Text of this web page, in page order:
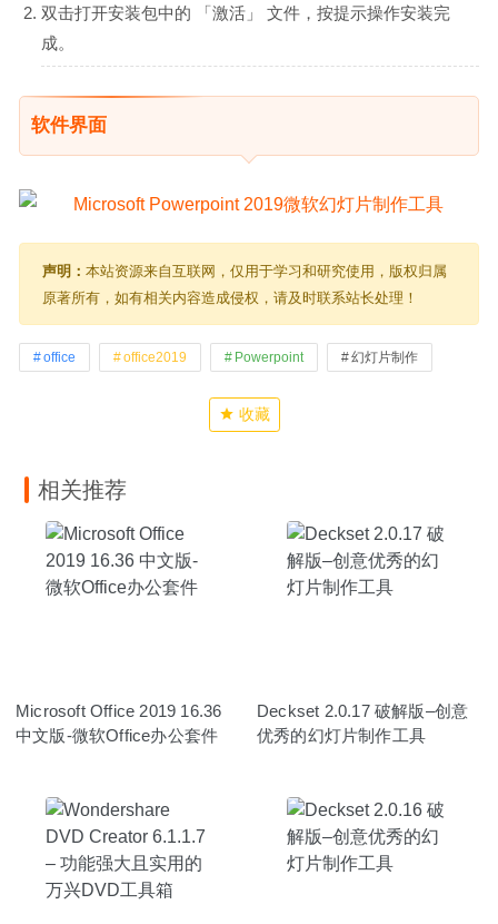
双击打开安装包中的 「激活」 文件，按提示操作安装完
成。
软件界面
声明： 本站资源来自互联网，仅用于学习和研究使用，版权归属
原著所有，如有相关内容造成侵权，请及时联系站长处理！
office office2019 Powerpoint 幻灯片制作
收藏
相关推荐
Microsoft Office 2019 16.36
中文版-微软Office办公套件
Deckset 2.0.17 破解版–创意
优秀的幻灯片制作工具